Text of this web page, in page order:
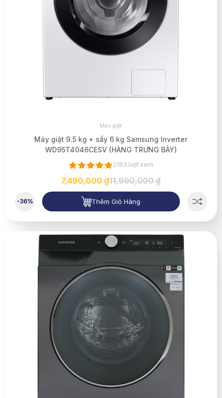
Máy giặt
Máy giặt 9.5 kg + sấy 6 kg Samsung Inverter
WD95T4046CESV (HÀNG TRƯNG BÀY)
2183 lượt xem
7,490,000 ₫11,990,000 ₫
-36% Thêm Giỏ Hàng